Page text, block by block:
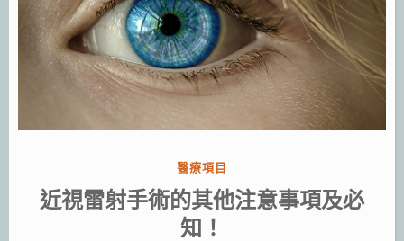
分
類:
醫療項目
近視雷射手術的其他注意事項及必
知！